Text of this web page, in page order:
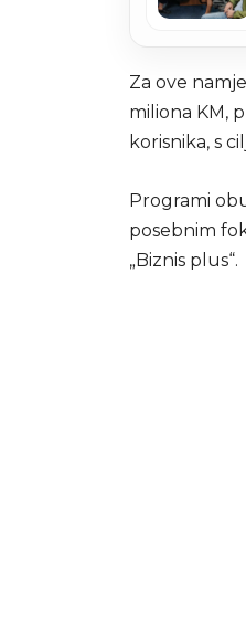
Za ove
miliona KM,
korisnika, s
Programi
posebnim
„Biznis plus“.